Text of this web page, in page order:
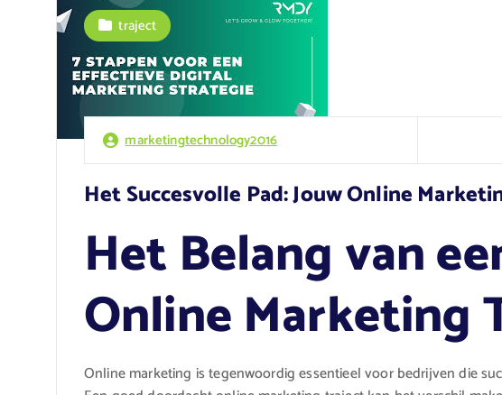
marketingtechnology2016
traject
Het Succesvolle Pad: Jouw Online
Het Belang van
Online Marketing
Online marketing is tegenwoordig essentieel voor bedrijven die